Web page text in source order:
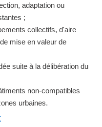
adaptation ou
;
collectifs, d'aire
mise en valeur de
suite à la délibération du
non-compatibles
urbaines.